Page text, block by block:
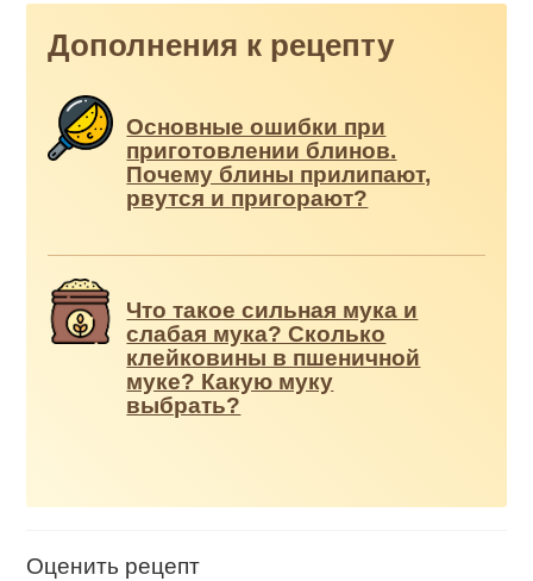
Дополнения к рецепту
Основные ошибки при
приготовлении блинов.
Почему блины прилипают,
рвутся и пригорают?
Что такое сильная мука и
слабая мука? Сколько
клейковины в пшеничной
муке? Какую муку
выбрать?
Оценить рецепт